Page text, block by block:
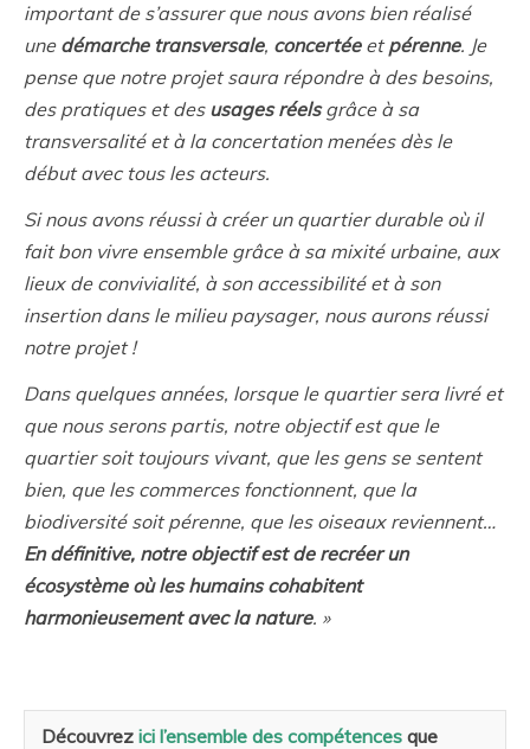
important de s’assurer que nous avons bien réalisé
une démarche transversale, concertéeetpérenne. Je
pense que notre projet saura répondre à des besoins,
des pratiques et des usages réelsgrâce à sa
transversalité et à la concertation menées dès le
début avec tous les acteurs.
Si nous avons réussi à créer un quartier durable où il
fait bon vivre ensemble grâce à sa mixité urbaine, aux
lieux de convivialité, à son accessibilité et à son
insertion dans le milieu paysager, nous aurons réussi
notre projet !
Dans quelques années, lorsque le quartier sera livré et
que nous serons partis, notre objectif est que le
quartier soit toujours vivant, que les gens se sentent
bien, que les commerces fonctionnent, que la
biodiversité soit pérenne, que les oiseaux reviennent…
En définitive, notre objectif est de recréer un
écosystème où les humains cohabitent
harmonieusement avec la nature. »
Découvrez ici l’ensemble des compétences que